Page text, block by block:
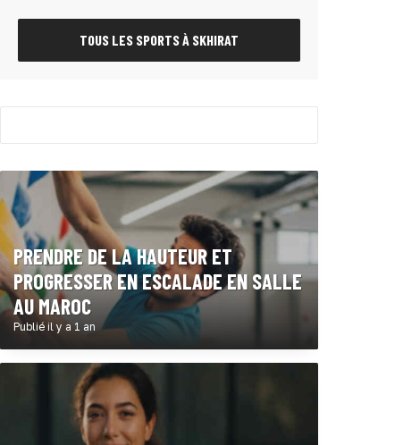
TOUS LES SPORTS À SKHIRAT
PRENDRE DE LA HAUTEUR ET
PROGRESSER EN ESCALADE EN SALLE
AU MAROC
Publié il y a 1 an